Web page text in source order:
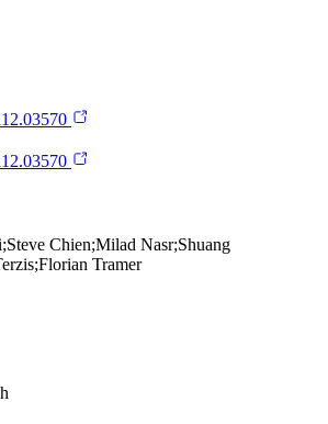
Chien;Milad Nasr;Shuang
Tramer